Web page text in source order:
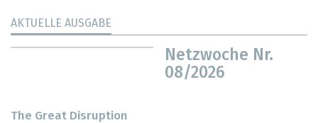
AKTUELLE AUSGABE
Netzwoche Nr.
08/2026
The Great Disruption